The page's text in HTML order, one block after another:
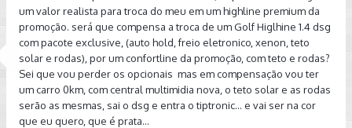
um valor realista para troca do meu em um highline premium da
promoção. será que compensa a troca de um Golf Higlhine 1.4 dsg
com pacote exclusive, (auto hold, freio eletronico, xenon, teto
solar e rodas), por um confortline da promoção, com teto e rodas?
Sei que vou perder os opcionais mas em compensação vou ter
um carro 0km, com central multimidia nova, o teto solar e as rodas
serão as mesmas, sai o dsg e entra o tiptronic... e vai ser na cor
que eu quero, que é prata...